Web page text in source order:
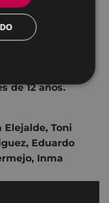
de 12 años.
Elejalde, Toni
Eduardo
Inma